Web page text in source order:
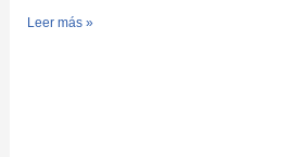
Leer más »